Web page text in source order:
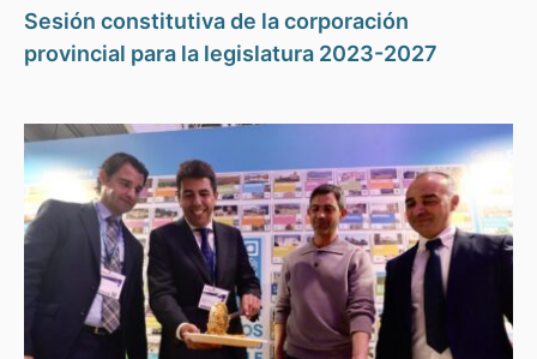
Sesión constitutiva de la corporación
provincial para la legislatura 2023-2027